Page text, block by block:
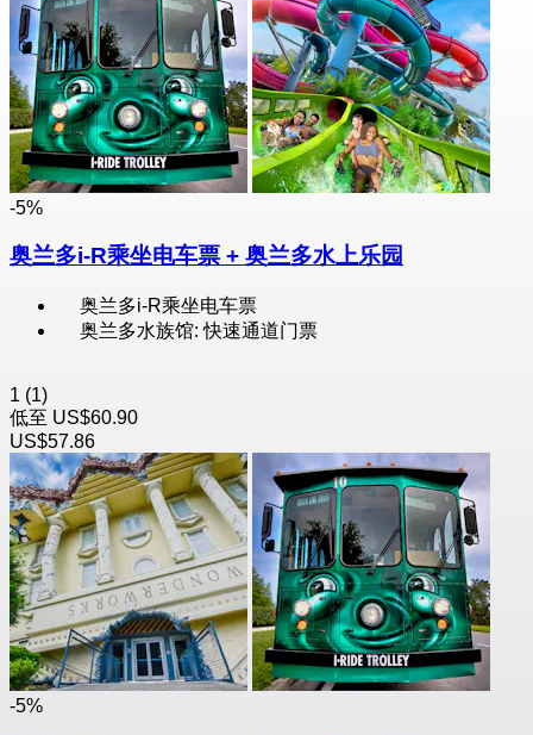
-5%
奥兰多i-R乘坐电车票 + 奥兰多水上乐园
奥兰多i-R乘坐电车票
奥兰多水族馆: 快速通道门票
1 (1)
低至 US$60.90
US$57.86
-5%